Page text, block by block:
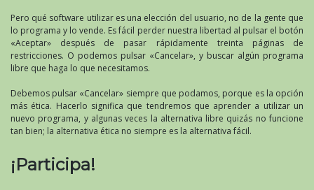
Pero qué software utilizar es una elección del usuario, no de la gente que
lo programa y lo vende. Es fácil perder nuestra libertad al pulsar el botón
«Aceptar» después de pasar rápidamente treinta páginas de
restricciones. O podemos pulsar «Cancelar», y buscar algún programa
libre que haga lo que necesitamos.
Debemos pulsar «Cancelar» siempre que podamos, porque es la opción
más ética. Hacerlo significa que tendremos que aprender a utilizar un
nuevo programa, y algunas veces la alternativa libre quizás no funcione
tan bien; la alternativa ética no siempre es la alternativa fácil.
¡Participa!